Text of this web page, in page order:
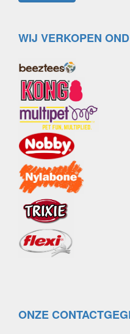
WIJ VERKOPEN
ONZE